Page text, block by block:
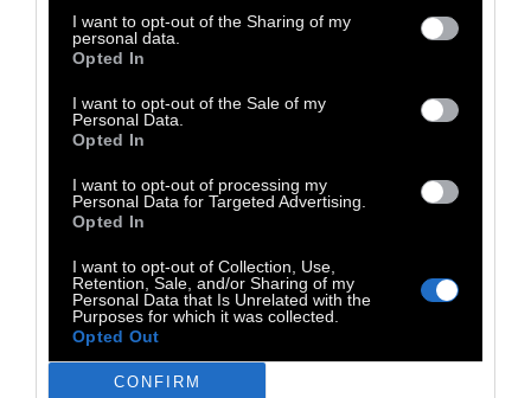
I want to opt-out of the Sharing of my
personal data.
Opted In
I want to opt-out of the Sale of my
Personal Data.
Opted In
I want to opt-out of processing my
Personal Data for Targeted Advertising.
Opted In
I want to opt-out of Collection, Use,
Retention, Sale, and/or Sharing of my
Personal Data that Is Unrelated with the
Purposes for which it was collected.
Opted Out
CONFIRM
EXPERIENCE: Θεαματική οπτικοακουστική
αφήγηση που παρουσιάζει τα γεγονότα και
Frida Kahlo μοναδική και συνέβαλαν στη
διαμόρφωσή της ως παγκόσμιου
πολιτιστικού συμβόλου, μέσα από προβολές
συνολικής επιφάνειας 500 τ.μ. με την
Πλάνα (περιλαμβάνει φωτογραφικό αρχειακό
υλικό, ιστορικά ντοκουμέντα και
απεικονίσεις χώρων που σημάδεψαν την
προσωπική και ιστορική της διαδρομή)